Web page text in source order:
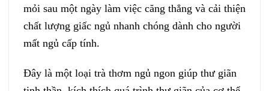
mỏi sau một ngày làm việc căng thẳng và cải thiện
chất lượng giấc ngủ nhanh chóng dành cho người
mất ngủ cấp tính.
Đây là một loại trà thơm ngủ ngon giúp thư giãn